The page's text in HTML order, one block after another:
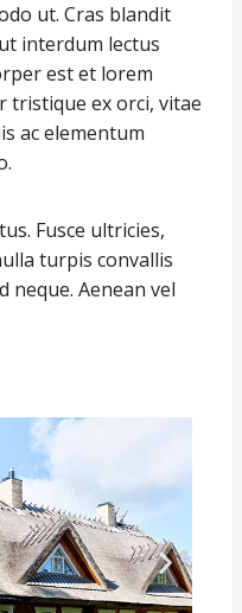
ut. Cras blandit
interdum lectus
est et lorem
tristique ex orci, vitae
ac elementum
Fusce ultricies,
turpis convallis
neque. Aenean vel